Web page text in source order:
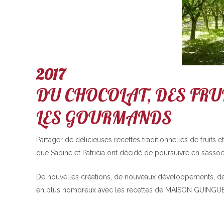
2017
DU CHOCOLAT, DES
LES GOURMANDS
Partager de délicieuses recettes traditionnelles de fruits
que Sabine et Patricia ont décidé de poursuivre en
De nouvelles créations, de nouveaux développements,
en plus nombreux avec les recettes de MAISON